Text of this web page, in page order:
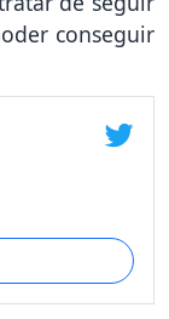
conseguir